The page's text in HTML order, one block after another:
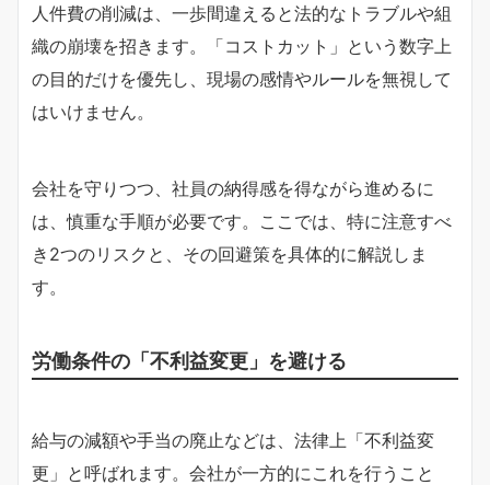
人件費の削減は、一歩間違えると法的なトラブルや組
織の崩壊を招きます。「コストカット」という数字上
の目的だけを優先し、現場の感情やルールを無視して
はいけません。
会社を守りつつ、社員の納得感を得ながら進めるに
は、慎重な手順が必要です。ここでは、特に注意すべ
き2つのリスクと、その回避策を具体的に解説しま
す。
労働条件の「不利益変更」を避ける
給与の減額や手当の廃止などは、法律上「不利益変
更」と呼ばれます。会社が一方的にこれを行うこと